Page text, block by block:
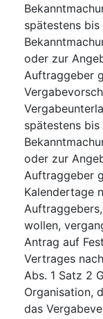
spätestens
oder zur
Auftraggeber
spätestens
oder zur
Auftraggeber
Kalendertage
wollen,
Antrag auf
Vertrages
Abs. 1 Satz 2
Organisation,
das